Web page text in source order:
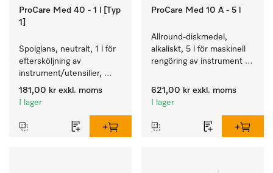
ProCare Med 40 - 1 l [Typ
1]
Spolglans, neutralt, 1 l för
eftersköljning av
instrument/utensilier,
biokompatibelt.
181,00 kr exkl. moms
I lager
ProCare Med 10 A - 5 l
Allround-diskmedel,
alkaliskt, 5 l för maskinell
rengöring av instrument
621,00 kr exkl. moms
I lager